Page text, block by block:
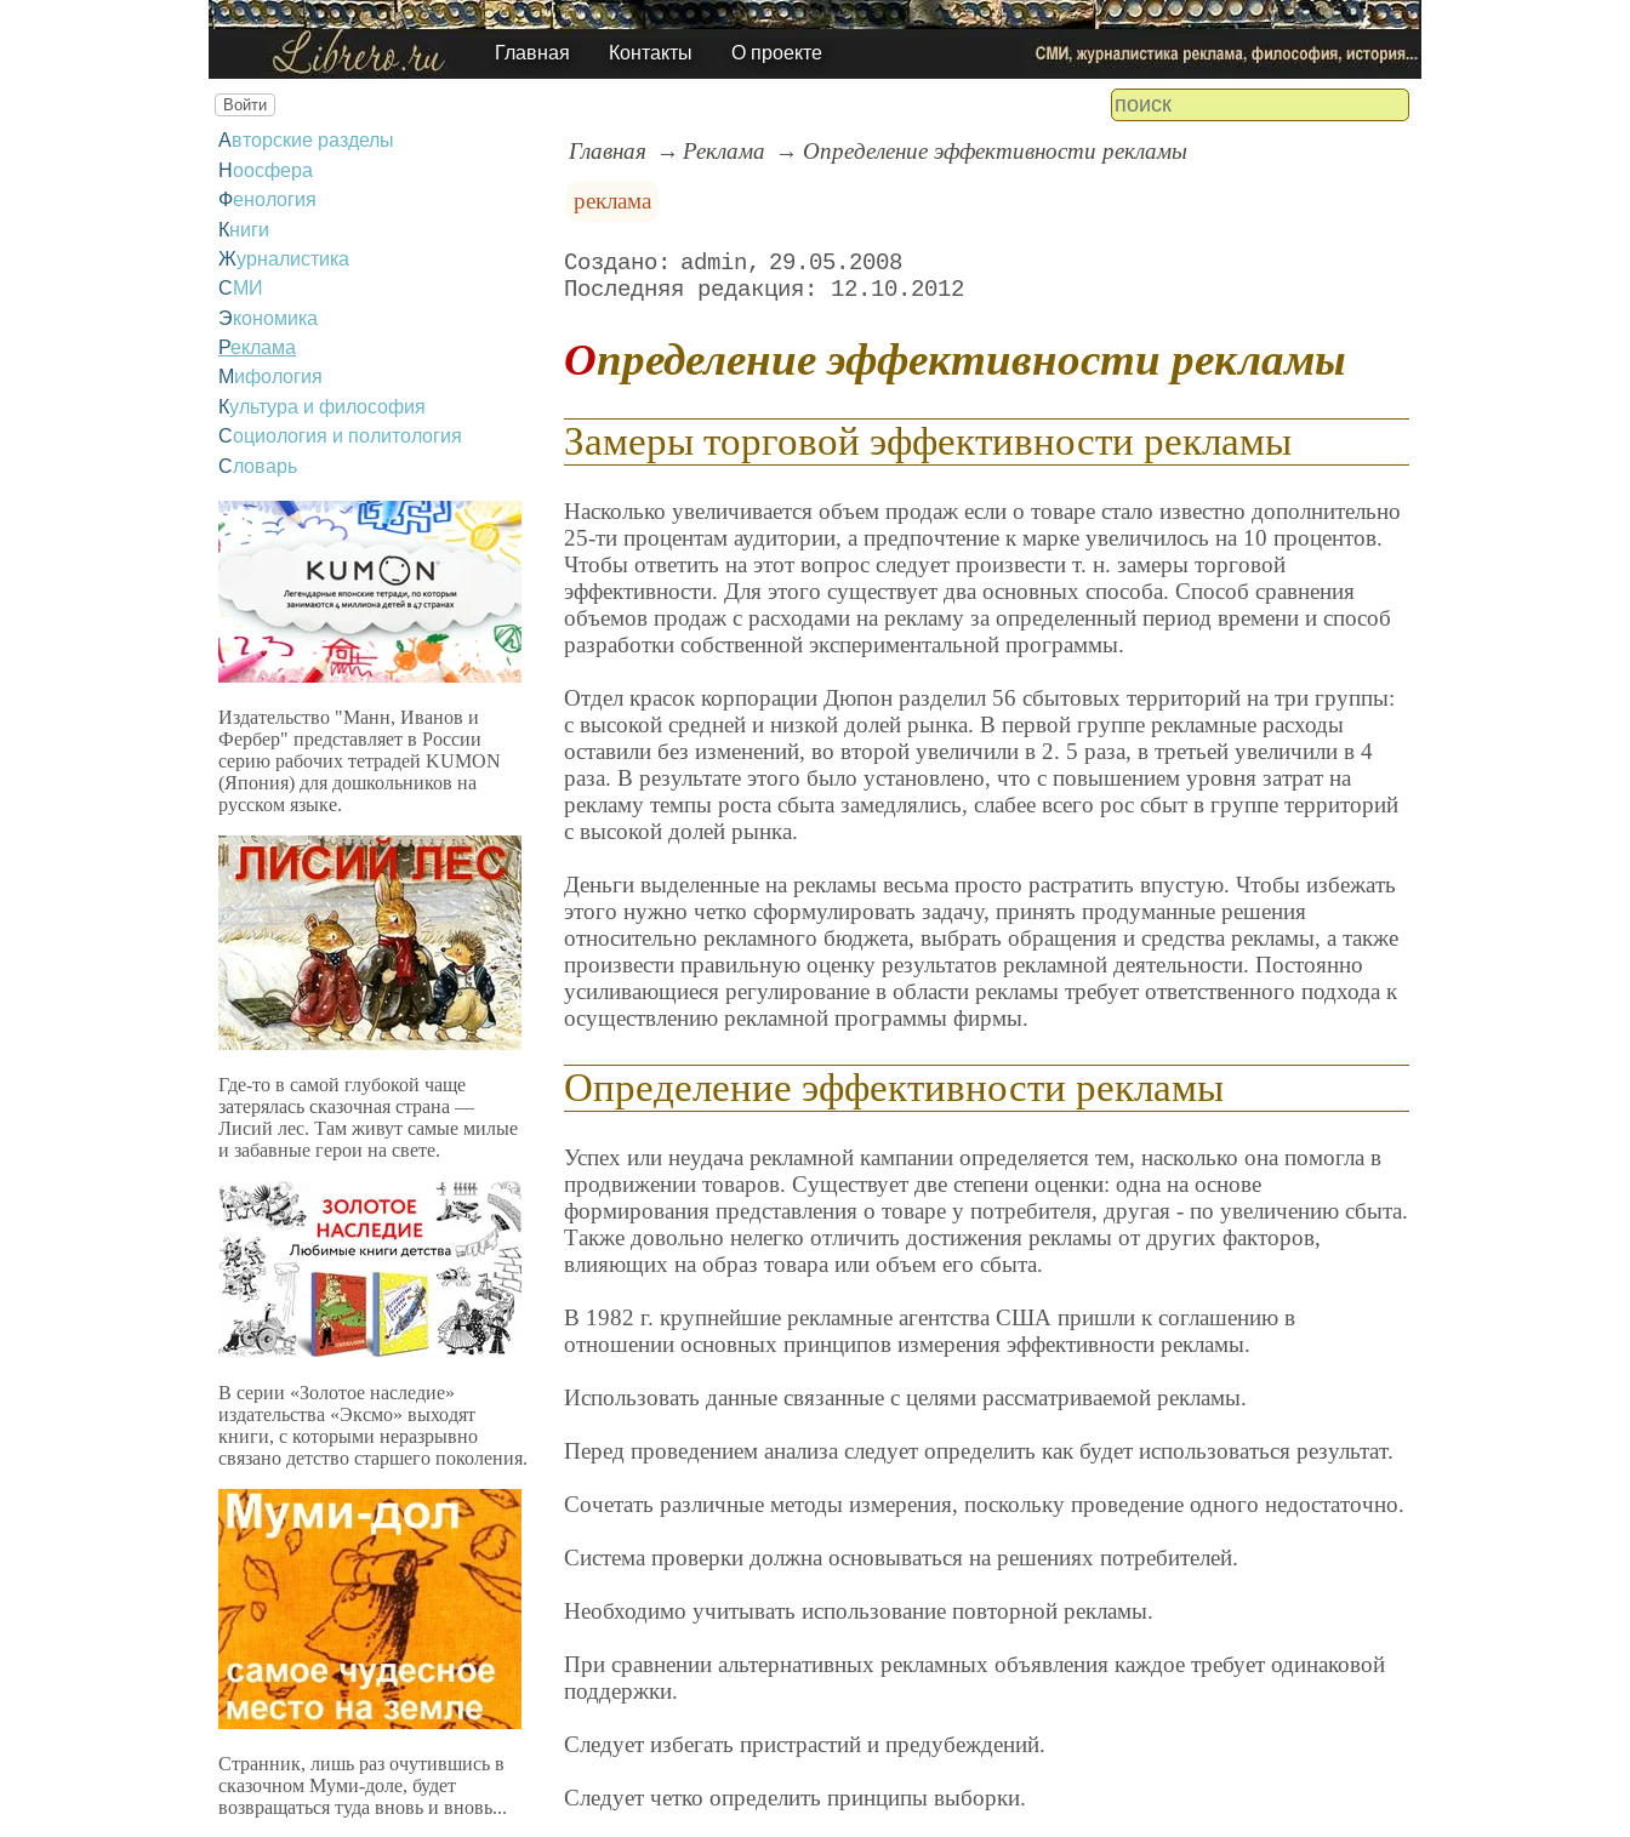
Главная Контакты О проекте
Войти
Авторские разделы
Ноосфера
Фенология
Книги
Журналистика
СМИ
Экономика
Реклама
Мифология
Культура и философия
Социология и политология
Словарь
Издательство "Манн, Иванов и
Фербер" представляет в России
серию рабочих тетрадей KUMON
(Япония) для дошкольников на
русском языке.
Где-то в самой глубокой чаще
затерялась сказочная страна —
Лисий лес. Там живут самые милые
и забавные герои на свете.
В серии «Золотое наследие»
издательства «Эксмо» выходят
книги, с которыми неразрывно
связано детство старшего поколения.
Странник, лишь раз очутившись в
сказочном Муми-доле, будет
возвращаться туда вновь и вновь...
Главная Реклама
Определение эффективности рекламы
реклама
admin
29.05.2008
12.10.2012
Определение эффективности рекламы
Замеры торговой эффективности рекламы
Насколько увеличивается объем продаж если о товаре стало известно дополнительно
25-ти процентам аудитории, а предпочтение к марке увеличилось на 10 процентов.
Чтобы ответить на этот вопрос следует произвести т. н. замеры торговой
эффективности. Для этого существует два основных способа. Способ сравнения
объемов продаж с расходами на рекламу за определенный период времени и способ
разработки собственной экспериментальной программы.
Отдел красок корпорации Дюпон разделил 56 сбытовых территорий на три группы:
с высокой средней и низкой долей рынка. В первой группе рекламные расходы
оставили без изменений, во второй увеличили в 2. 5 раза, в третьей увеличили в 4
раза. В результате этого было установлено, что с повышением уровня затрат на
рекламу темпы роста сбыта замедлялись, слабее всего рос сбыт в группе территорий
с высокой долей рынка.
Деньги выделенные на рекламы весьма просто растратить впустую. Чтобы избежать
этого нужно четко сформулировать задачу, принять продуманные решения
относительно рекламного бюджета, выбрать обращения и средства рекламы, а также
произвести правильную оценку результатов рекламной деятельности. Постоянно
усиливающиеся регулирование в области рекламы требует ответственного подхода к
осуществлению рекламной программы фирмы.
Определение эффективности рекламы
Успех или неудача рекламной кампании определяется тем, насколько она помогла в
продвижении товаров. Существует две степени оценки: одна на основе
формирования представления о товаре у потребителя, другая - по увеличению сбыта.
Также довольно нелегко отличить достижения рекламы от других факторов,
влияющих на образ товара или объем его сбыта.
В 1982 г. крупнейшие рекламные агентства США пришли к соглашению в
отношении основных принципов измерения эффективности рекламы.
Использовать данные связанные с целями рассматриваемой рекламы.
Перед проведением анализа следует определить как будет использоваться результат.
Сочетать различные методы измерения, поскольку проведение одного недостаточно.
Система проверки должна основываться на решениях потребителей.
Необходимо учитывать использование повторной рекламы.
При сравнении альтернативных рекламных объявления каждое требует одинаковой
поддержки.
Следует избегать пристрастий и предубеждений.
Следует четко определить принципы выборки.